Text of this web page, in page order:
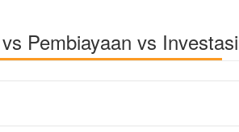
Pembiayaan vs